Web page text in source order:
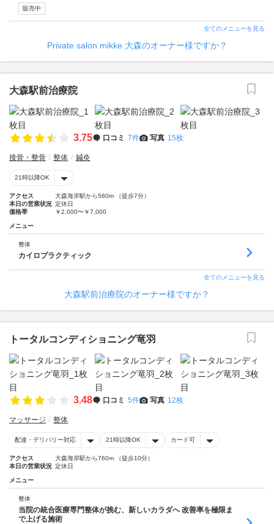
販売中
全てのメニューを見る
Private salon mikke 大森のオーナー様ですか？
大森駅前治療院
3.75 口コミ 7件 写真 15枚
接骨・整骨 整体 鍼灸
21時以降OK
アクセス
大森海岸駅から560m （徒歩7分）
本日の営業状況 定休日
価格帯
￥2,000〜￥7,000
メニュー
整体
カイロプラクティック
全てのメニューを見る
大森駅前治療院のオーナー様ですか？
トータルコンディショニング竜羽
3.48 口コミ 5件 写真 12枚
マッサージ 整体
配達・デリバリー対応 21時以降OK カード可
アクセス
大森海岸駅から760m （徒歩10分）
本日の営業状況 定休日
メニュー
整体
当院の統合医療専門整体が挑む、新しいカラダへ 改善率を極限ま
で上げる施術